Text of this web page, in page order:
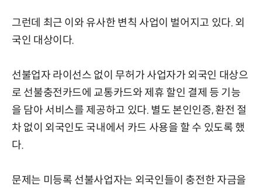
그런데 최근 이와 유사한 변칙 사업이 벌어지고 있다. 외
국인 대상이다.
선불업자 라이선스 없이 무허가 사업자가 외국인 대상으
로 선불충전카드에 교통카드와 제휴 할인 결제 등 기능
을 담아 서비스를 제공하고 있다. 별도 본인인증, 환전 절
차 없이 외국인도 국내에서 카드 사용을 할 수 있도록 했
다.
문제는 미등록 선불사업자는 외국인들이 충전한 자금을